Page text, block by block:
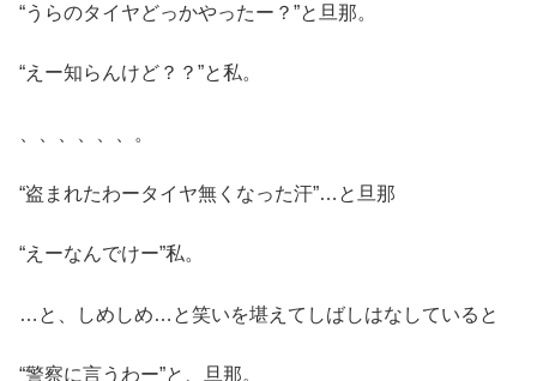
“うらのタイヤどっかやったー？”と旦那。
“えー知らんけど？？”と私。
、、、、、、。
“盗まれたわータイヤ無くなった汗”…と旦那
“えーなんでけー”私。
…と、しめしめ…と笑いを堪えてしばしはなしていると
“警察に言うわー”と、旦那。